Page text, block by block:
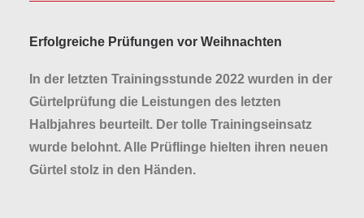
Erfolgreiche Prüfungen vor Weihnachten
In der letzten Trainingsstunde 2022 wurden in der
Gürtelprüfung die Leistungen des letzten
Halbjahres beurteilt. Der tolle Trainingseinsatz
wurde belohnt. Alle Prüflinge hielten ihren neuen
Gürtel stolz in den Händen.